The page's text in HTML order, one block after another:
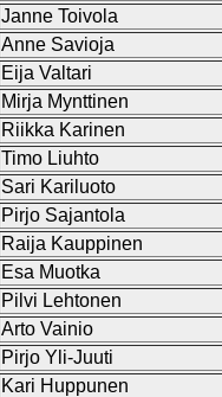
Janne Toivola
Anne Savioja
Eija Valtari
Mirja Mynttinen
Riikka Karinen
Timo Liuhto
Sari Kariluoto
Pirjo Sajantola
Raija Kauppinen
Esa Muotka
Pilvi Lehtonen
Arto Vainio
Pirjo Yli-Juuti
Kari Huppunen